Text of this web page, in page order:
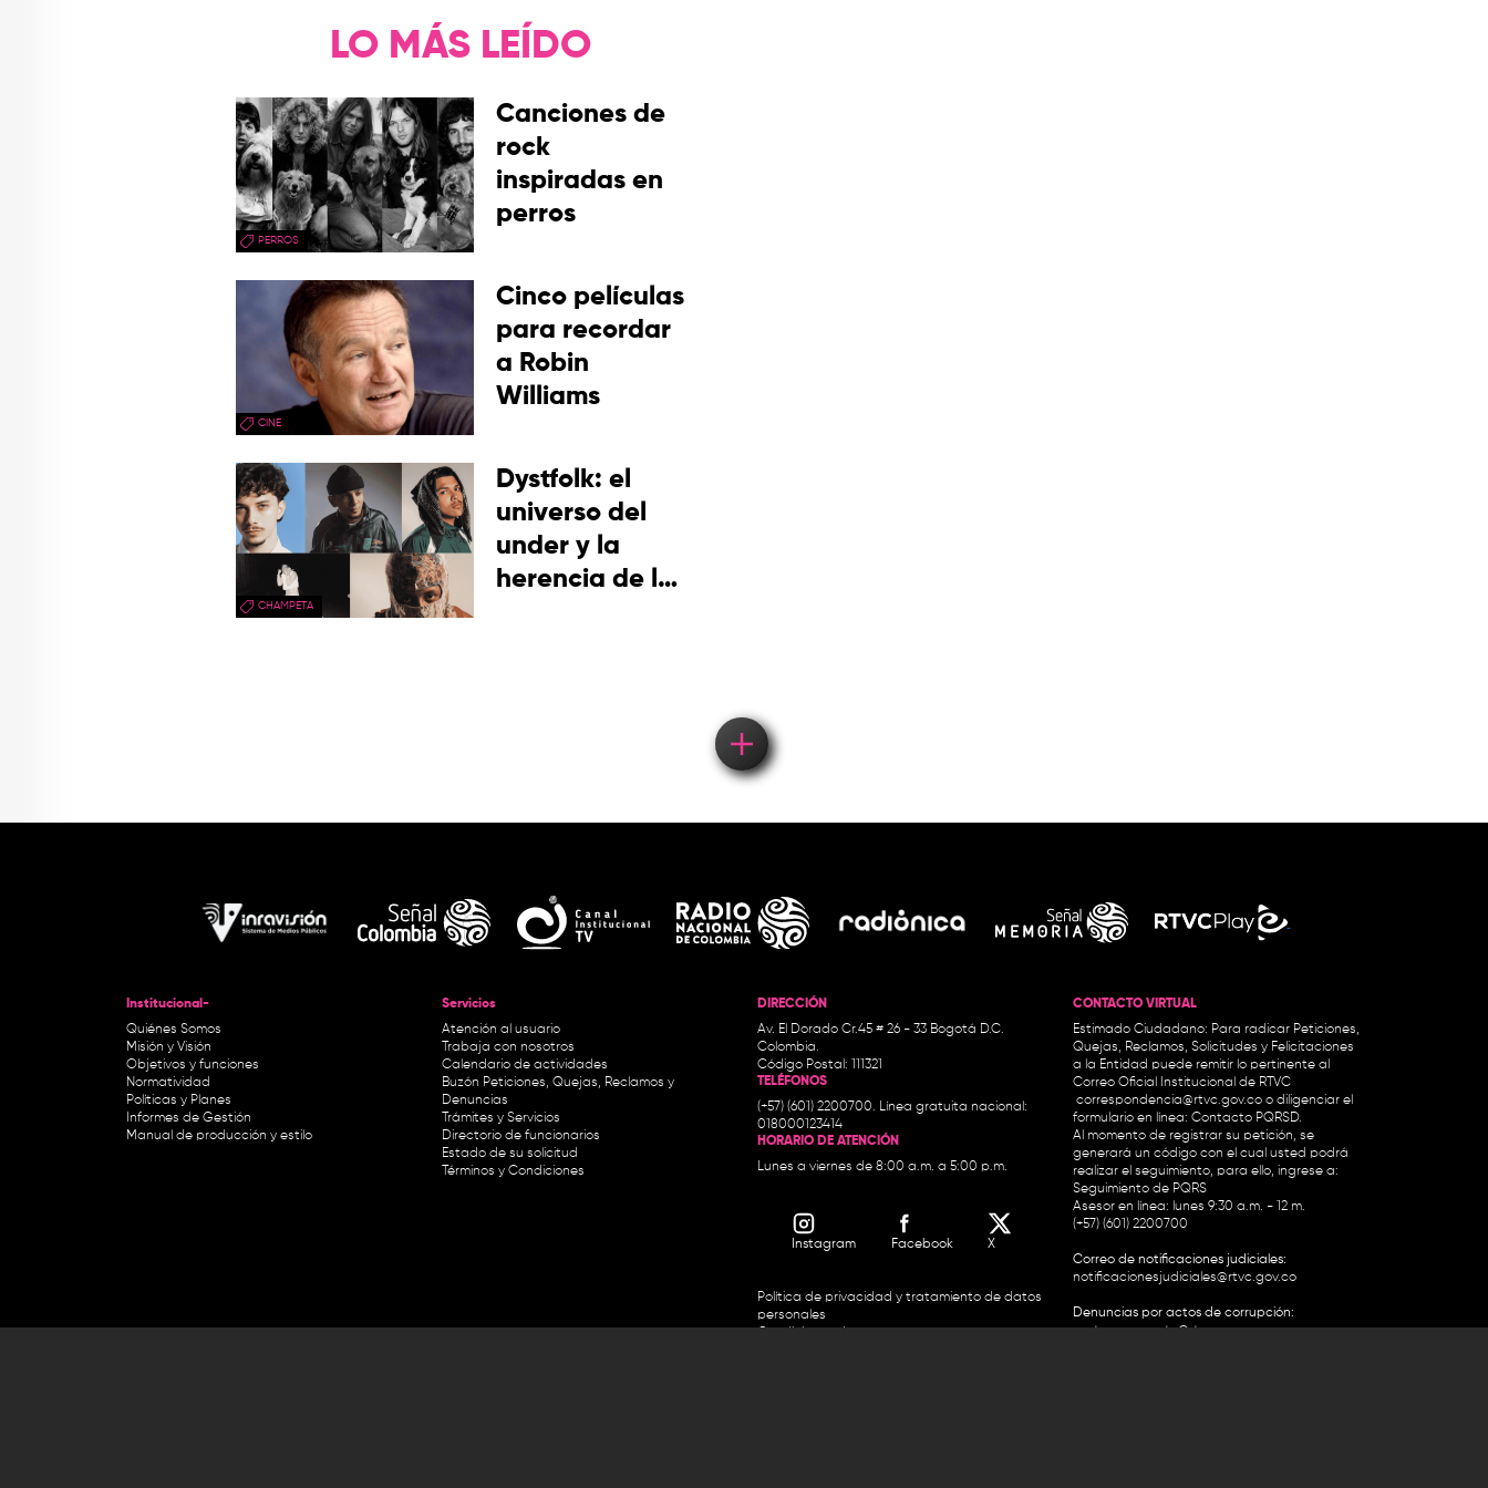
LO MÁS LEÍDO
PERROS
Canciones de
rock
inspiradas en
perros
CINE
Cinco películas
para recordar
a Robin
Williams
CHAMPETA
Dystfolk: el
universo del
under y la
herencia de la
Institucional-
Quiénes Somos
Misión y Visión
Objetivos y funciones
Normatividad
Políticas y Planes
Informes de Gestión
Manual de producción y estilo
Servicios
Atención al usuario
Trabaja con nosotros
Calendario de actividades
Buzón Peticiones, Quejas, Reclamos y
Denuncias
Trámites y Servicios
Directorio de funcionarios
Estado de su solicitud
Términos y Condiciones
DIRECCIÓN
Av. El Dorado Cr.45 # 26 - 33 Bogotá D.C.
Colombia.
Código Postal: 111321
TELÉFONOS
(+57) (601) 2200700. Línea gratuita nacional:
018000123414
HORARIO DE ATENCIÓN
Lunes a viernes de 8:00 a.m. a 5:00 p.m.
Instagram Facebook X
Política de privacidad y tratamiento de datos
personales
CONTACTO VIRTUAL
Estimado Ciudadano: Para radicar Peticiones,
Quejas, Reclamos, Solicitudes y Felicitaciones
a la Entidad puede remitir lo pertinente al
Correo Oficial Institucional de RTVC
correspondencia@rtvc.gov.co o diligenciar el
formulario en línea: Contacto PQRSD.
Al momento de registrar su petición, se
generará un código con el cual usted podrá
realizar el seguimiento, para ello, ingrese a:
Seguimiento de PQRS
Asesor en línea: lunes 9:30 a.m. - 12 m.
(+57) (601) 2200700
Correo de notificaciones judiciales:
notificacionesjudiciales@rtvc.gov.co
Denuncias por actos de corrupción:
soytransparente@rtvc.gov.co